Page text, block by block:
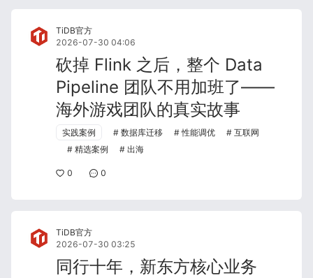
TiDB官方
2026-07-30 04:06
砍掉 Flink 之后，整个 Data
Pipeline 团队不用加班了——
海外游戏团队的真实故事
实践案例 数据库迁移 性能调优
互联网
精选案例
出海
0 0
TiDB官方
2026-07-30 03:25
同行十年，新东方核心业务